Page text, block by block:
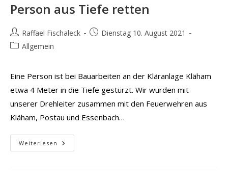
Person aus Tiefe retten
Beitrags-
Autor:
Raffael Fischaleck
BeitragDienstag 10. August 2021
Beitrags-
Allgemein
Eine Person ist bei Bauarbeiten an der Kläranlage Kläham
etwa 4 Meter in die Tiefe gestürzt. Wir wurden mit
unserer Drehleiter zusammen mit den Feuerwehren aus
Kläham, Postau und Essenbach…
Weiterlesen Person
Aus